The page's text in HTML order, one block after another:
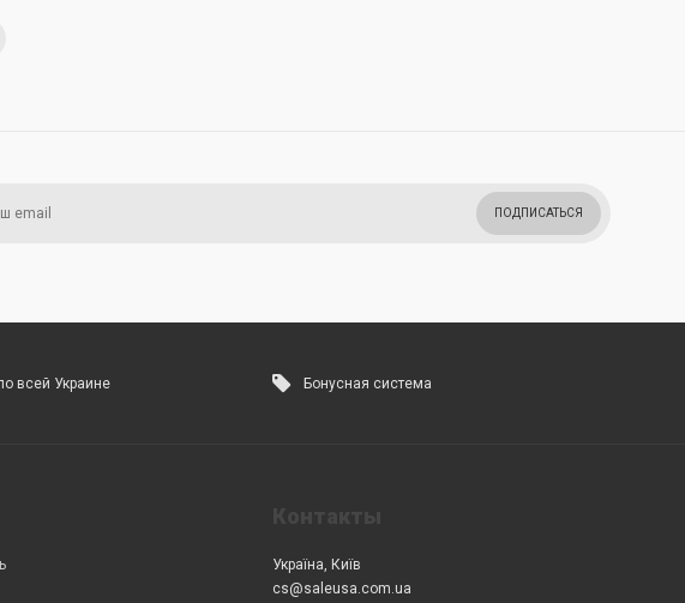
ПОДПИСАТЬСЯ
всей Украине Бонусная система
Україна, Київ
cs@saleusa.com.ua